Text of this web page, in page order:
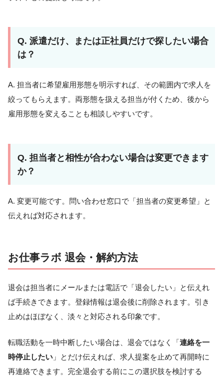
Q. 派遣だけ、または正社員だけで探したい場合
は？
A. 担当者に希望雇用形態を明示すれば、その範囲内で求人を
絞ってもらえます。両形態を扱える担当が付くため、後から
雇用形態を変えることも相談しやすいです。
Q. 担当者と相性が合わない場合は変更できます
か？
A. 変更可能です。問い合わせ窓口で「担当者の変更希望」と
伝えれば対応されます。
お仕事ラボ 退会・解約方法
退会は担当者にメールまたは電話で「退会したい」と伝えれ
ば手続きできます。登録情報は退会後に削除されます。引き
止めはほぼなく、淡々と対応される印象です。
転職活動を一時中断したい場合は、退会ではなく「連絡を一
時停止したい 」とだけ伝えれば、求人提案を止めて再開時に
再連絡できます。完全退会する前にこの選択肢を検討する